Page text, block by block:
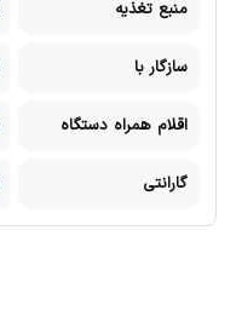
منبع تغذیه
سازگار با
اقلام همراه دستگاه
گارانتی